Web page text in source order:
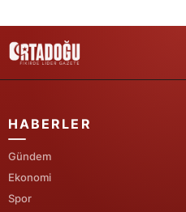
HABERLER
Gündem
Ekonomi
Spor